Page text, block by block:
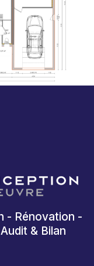
- Rénovation -
& Bilan